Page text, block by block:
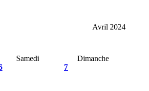
Avril 2024
Samedi
Dimanche
7